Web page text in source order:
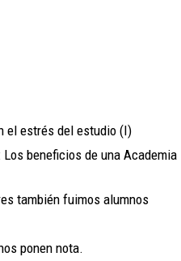
el estrés del estudio (I)
beneficios de una Academia
también fuimos alumnos
ponen nota.